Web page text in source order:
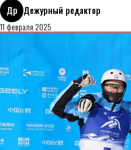
Др Дежурный редактор
11 февраля 2025